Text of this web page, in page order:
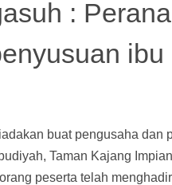
:
ibu
buat pengusaha dan
Taman Kajang
peserta telah